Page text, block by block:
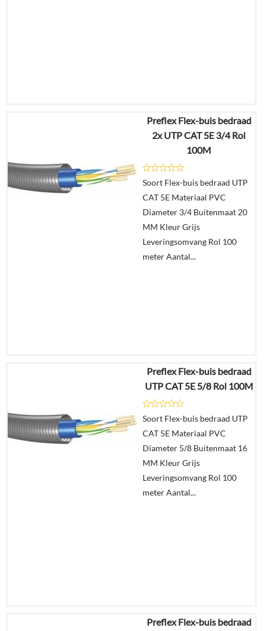
€343,20
€140,00
In
winkelmand
Preflex Flex-buis bedraad
2x UTP CAT 5E 3/4 Rol
100M
Soort Flex-buis bedraad UTP
CAT 5E Materiaal PVC
Diameter 3/4 Buitenmaat 20
MM Kleur Grijs
Leveringsomvang Rol 100
meter Aantal...
€526,74
€242,25
Details
In
Preflex Flex-buis bedraad
UTP CAT 5E 5/8 Rol 100M
Soort Flex-buis bedraad UTP
CAT 5E Materiaal PVC
Diameter 5/8 Buitenmaat 16
MM Kleur Grijs
Leveringsomvang Rol 100
meter Aantal...
€280,16
Preflex Flex-buis bedraad